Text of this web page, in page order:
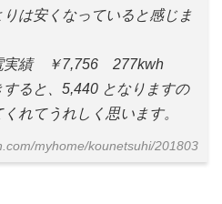
は安くなっていると感じま
実績 ￥7,756 277kwh
ると、5,440 となりますの
れてうれしく思います。
myhome/kounetsuhi/201803